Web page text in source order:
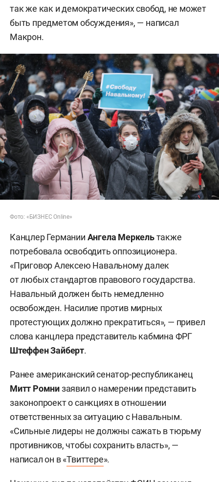
так же как и демократических свобод, не может
быть предметом обсуждения», — написал
Макрон.
Фото: «БИЗНЕС Online»
Канцлер Германии Ангела Меркельтакже
потребовала освободить оппозиционера.
«Приговор Алексею Навальному далек
от любых стандартов правового государства.
Навальный должен быть немедленно
освобожден. Насилие против мирных
протестующих должно прекратиться», — привел
слова канцлера представитель кабмина ФРГ
Штеффен Зайберт.
Ранее американский сенатор-республиканец
Митт Ромнизаявил о намерении представить
законопроект о санкциях в отношении
ответственных за ситуацию с Навальным.
«Сильные лидеры не должны сажать в тюрьму
противников, чтобы сохранить власть», —
написал он в «Твиттере».